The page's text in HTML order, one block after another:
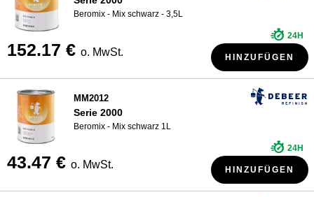
Beromix - Mix schwarz - 3,5L
152.17 € o. MwSt.
24H
HINZUFÜGEN
MM2012
Serie 2000
Beromix - Mix schwarz 1L
43.47 € o. MwSt.
24H
HINZUFÜGEN